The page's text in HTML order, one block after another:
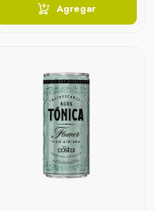
Agregar